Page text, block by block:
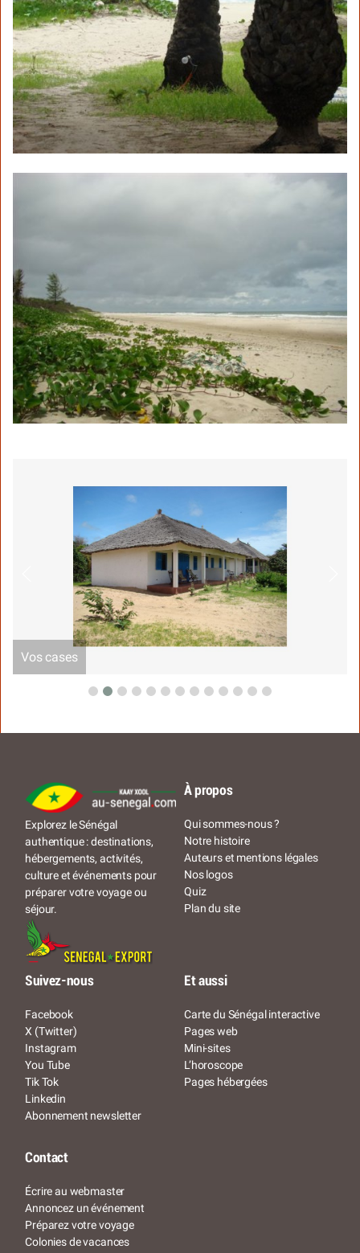
Vos cases
Explorez le Sénégal
authentique : destinations,
hébergements, activités,
culture et événements pour
préparer votre voyage ou
séjour.
À propos
Qui sommes-nous ?
Notre histoire
Auteurs et mentions légales
Nos logos
Quiz
Plan du site
Suivez-nous
Facebook
X (Twitter)
Instagram
You Tube
Tik Tok
Linkedin
Abonnement newsletter
Et aussi
Carte du Sénégal interactive
Pages web
Mini-sites
L’horoscope
Pages hébergées
Contact
Écrire au webmaster
Annoncez un événement
Préparez votre voyage
Colonies de vacances